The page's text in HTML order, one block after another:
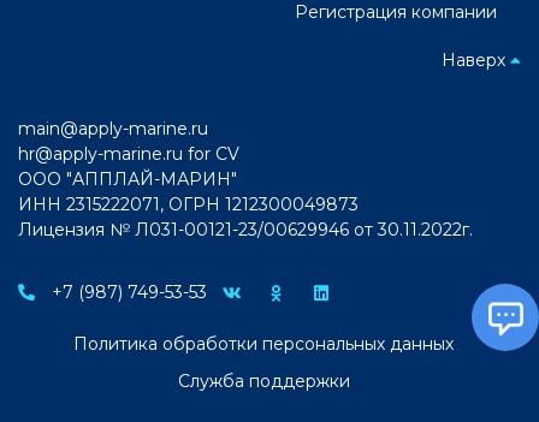
Регистрация компании
Наверх
main@apply-marine.ru
hr@apply-marine.ru for CV
ООО "АППЛАЙ-МАРИН"
ИНН 2315222071, ОГРН 1212300049873
Лицензия № Л031-00121-23/00629946 от 30.11.2022г.
+7 (987) 749-53-53
Политика обработки персональных данных
Служба поддержки